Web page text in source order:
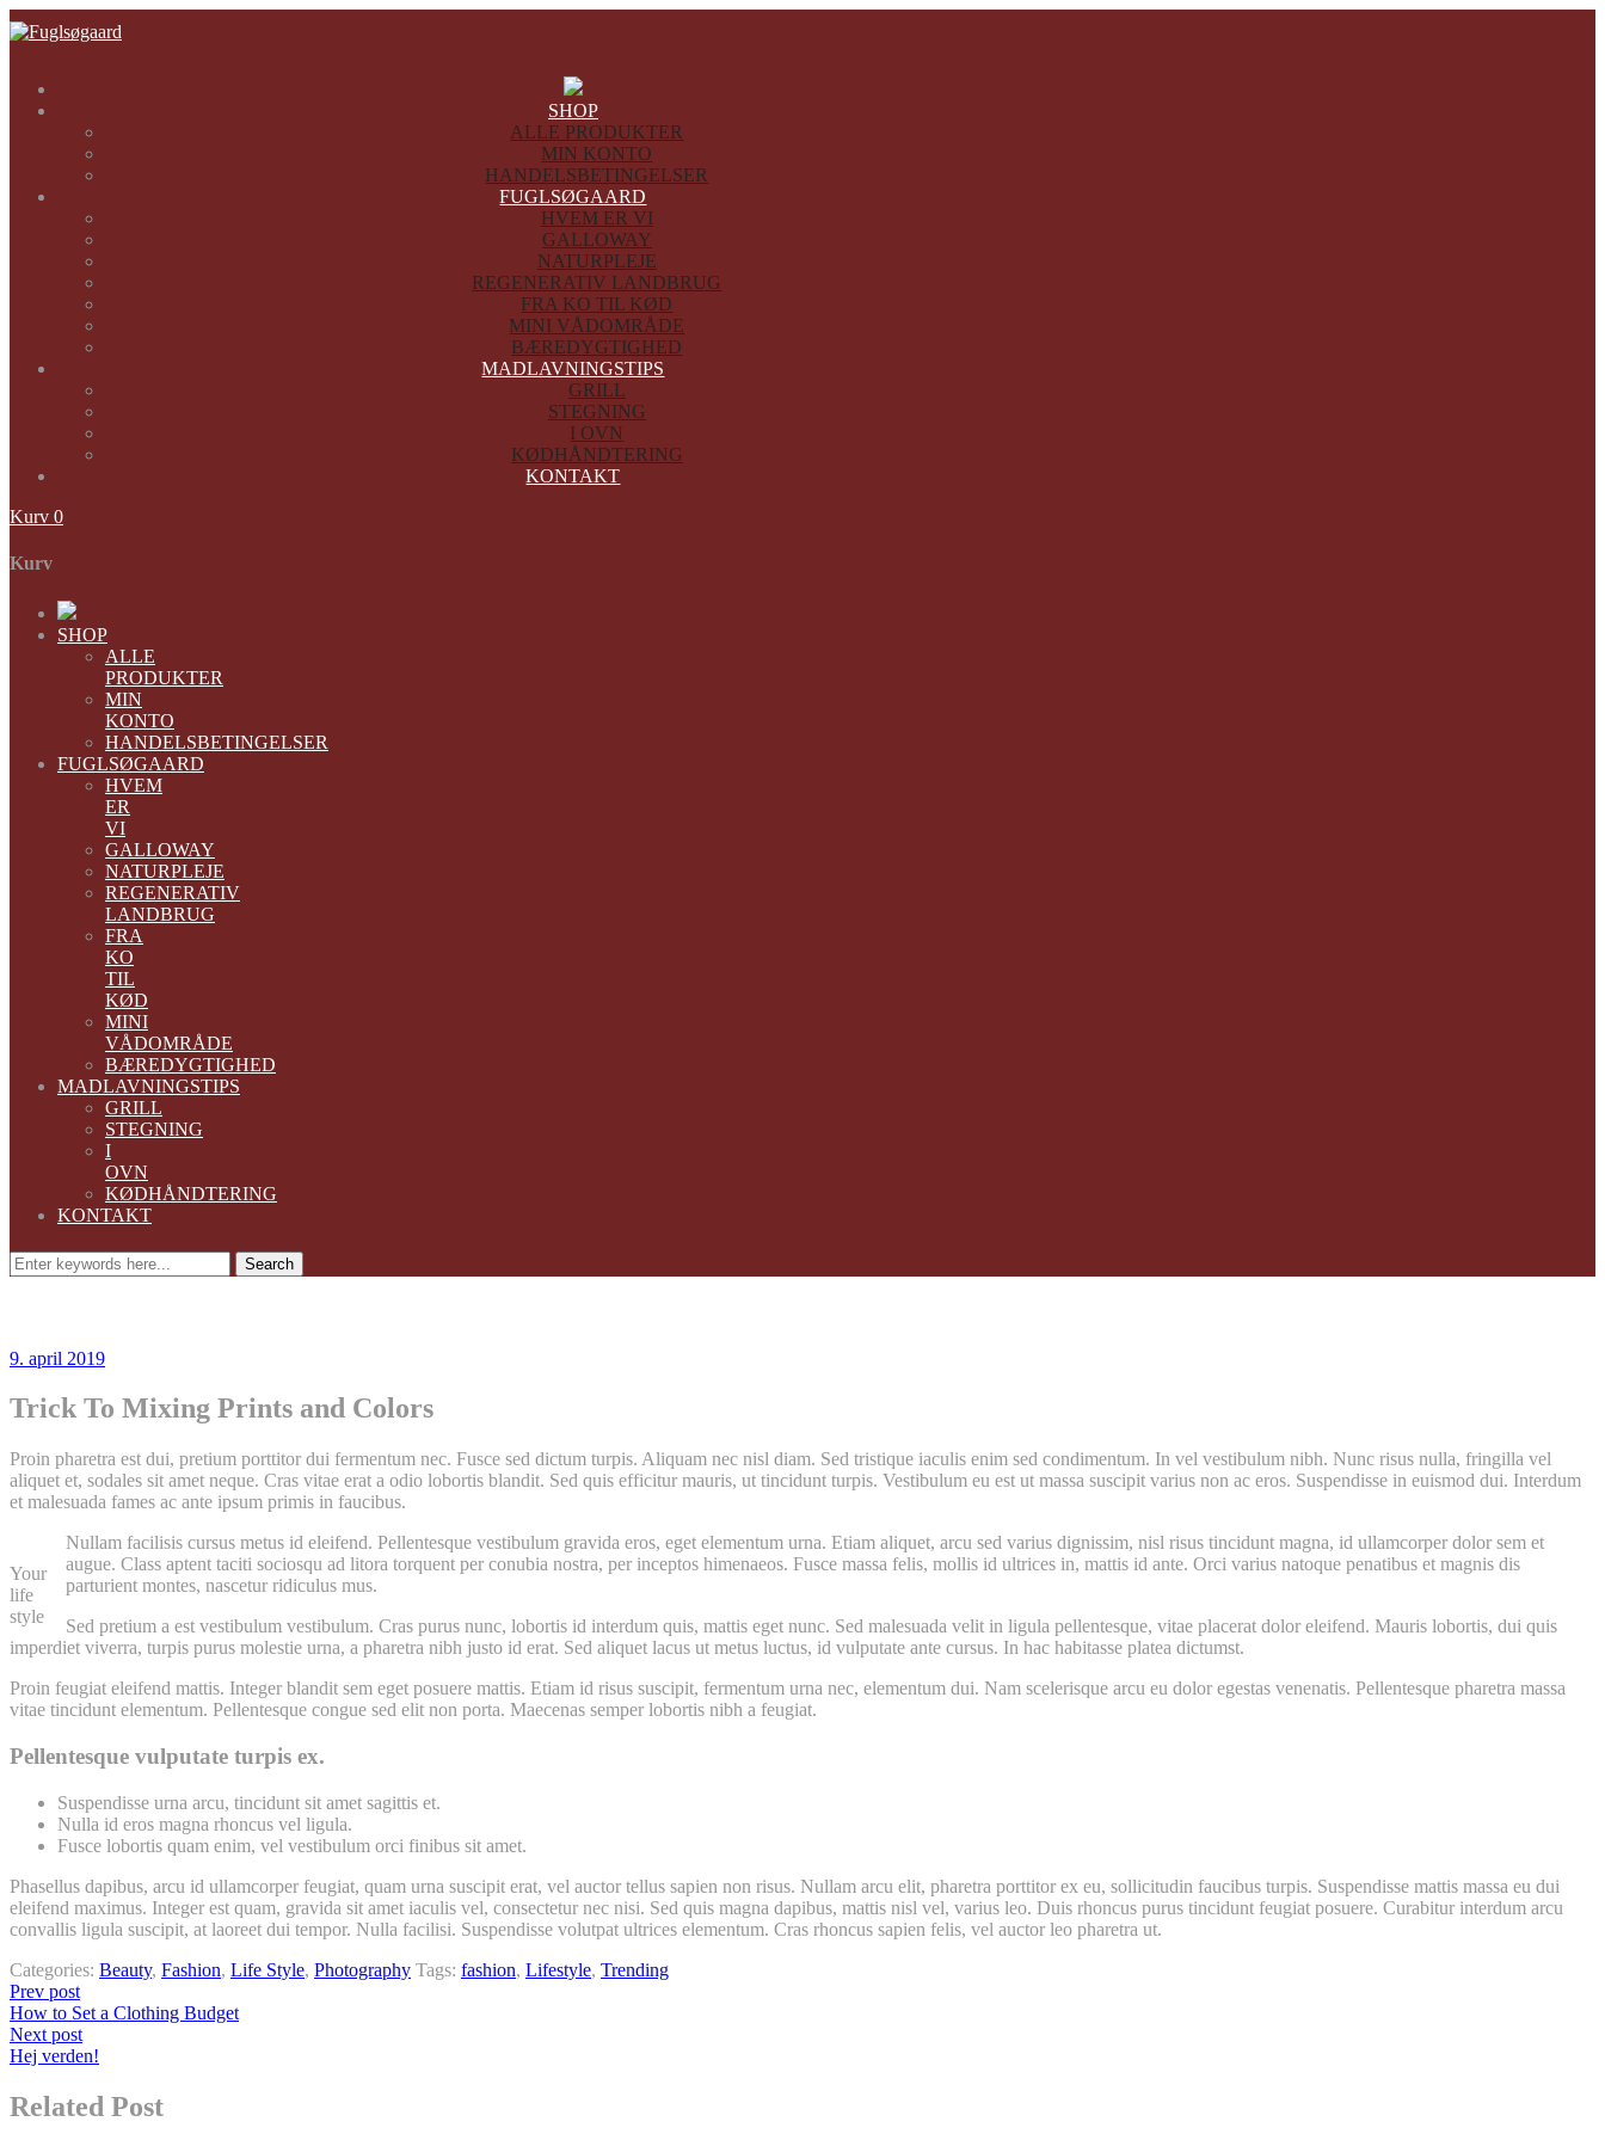
SHOP
ALLE PRODUKTER
MIN KONTO
HANDELSBETINGELSER
FUGLSØGAARD
HVEM ER VI
GALLOWAY
NATURPLEJE
REGENERATIV LANDBRUG
FRA KO TIL KØD
MINI VÅDOMRÅDE
BÆREDYGTIGHED
MADLAVNINGSTIPS
GRILL
STEGNING
I OVN
KØDHÅNDTERING
KONTAKT
Kurv 0
Kurv
SHOP
ALLE
PRODUKTER
MIN
KONTO
HANDELSBETINGELSER
FUGLSØGAARD
HVEM
ER
VI
GALLOWAY
NATURPLEJE
REGENERATIV
LANDBRUG
FRA
KO
TIL
KØD
MINI
VÅDOMRÅDE
BÆREDYGTIGHED
MADLAVNINGSTIPS
GRILL
STEGNING
I
OVN
KØDHÅNDTERING
KONTAKT
Search
9. april 2019
Trick To Mixing Prints and Colors
Proin pharetra est dui, pretium porttitor dui fermentum nec. Fusce sed dictum turpis. Aliquam nec nisl diam. Sed tristique iaculis enim sed condimentum. In vel vestibulum nibh. Nunc risus nulla, fringilla vel
aliquet et, sodales sit amet neque. Cras vitae erat a odio lobortis blandit. Sed quis efficitur mauris, ut tincidunt turpis. Vestibulum eu est ut massa suscipit varius non ac eros. Suspendisse in euismod dui. Interdum
et malesuada fames ac ante ipsum primis in faucibus.
Your
life
style
Nullam facilisis cursus metus id eleifend. Pellentesque vestibulum gravida eros, eget elementum urna. Etiam aliquet, arcu sed varius dignissim, nisl risus tincidunt magna, id ullamcorper dolor sem et
augue. Class aptent taciti sociosqu ad litora torquent per conubia nostra, per inceptos himenaeos. Fusce massa felis, mollis id ultrices in, mattis id ante. Orci varius natoque penatibus et magnis dis
parturient montes, nascetur ridiculus mus.
Sed pretium a est vestibulum vestibulum. Cras purus nunc, lobortis id interdum quis, mattis eget nunc. Sed malesuada velit in ligula pellentesque, vitae placerat dolor eleifend. Mauris lobortis, dui quis
imperdiet viverra, turpis purus molestie urna, a pharetra nibh justo id erat. Sed aliquet lacus ut metus luctus, id vulputate ante cursus. In hac habitasse platea dictumst.
Proin feugiat eleifend mattis. Integer blandit sem eget posuere mattis. Etiam id risus suscipit, fermentum urna nec, elementum dui. Nam scelerisque arcu eu dolor egestas venenatis. Pellentesque pharetra massa
vitae tincidunt elementum. Pellentesque congue sed elit non porta. Maecenas semper lobortis nibh a feugiat.
Pellentesque vulputate turpis ex.
Suspendisse urna arcu, tincidunt sit amet sagittis et.
Nulla id eros magna rhoncus vel ligula.
Fusce lobortis quam enim, vel vestibulum orci finibus sit amet.
Phasellus dapibus, arcu id ullamcorper feugiat, quam urna suscipit erat, vel auctor tellus sapien non risus. Nullam arcu elit, pharetra porttitor ex eu, sollicitudin faucibus turpis. Suspendisse mattis massa eu dui
eleifend maximus. Integer est quam, gravida sit amet iaculis vel, consectetur nec nisi. Sed quis magna dapibus, mattis nisl vel, varius leo. Duis rhoncus purus tincidunt feugiat posuere. Curabitur interdum arcu
convallis ligula suscipit, at laoreet dui tempor. Nulla facilisi. Suspendisse volutpat ultrices elementum. Cras rhoncus sapien felis, vel auctor leo pharetra ut.
Categories: Beauty, Fashion, Life Style, Photography Tags: fashion, Lifestyle, Trending
Prev post
How to Set a Clothing Budget
Next post
Hej verden!
Related Post